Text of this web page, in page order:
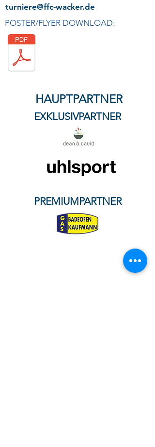
turniere@ffc-wacker.de
POSTER/FLYER DOWNLOAD:
HAUPTPARTNER
EXKLUSIVPARTNER
PREMIUMPARTNER